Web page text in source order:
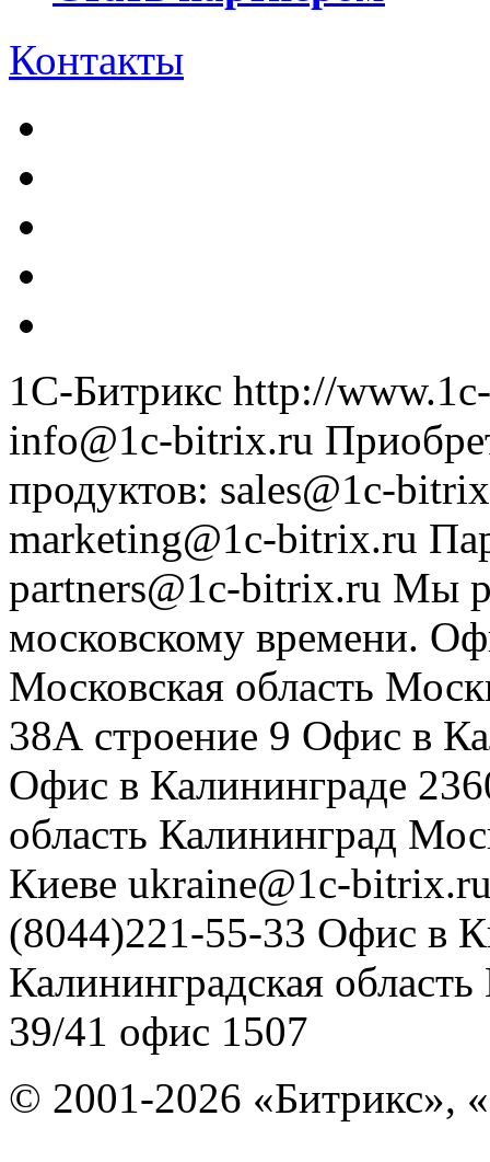
Контакты
1С-Битрикс http://
info@1c-bitrix.ru
продуктов: sales@1c-
marketing@1c-bitrix.ru
partners@1c-bitrix.ru Мы
московскому времени.
Московская область
38А строение 9 Офис в
Офис в Калининграде
область Калининград
Киеве ukraine@1c-
(8044)221-55-33 Офис в
Калининградская область
39/41 офис 1507
© 2001-2026 «Битрикс»,